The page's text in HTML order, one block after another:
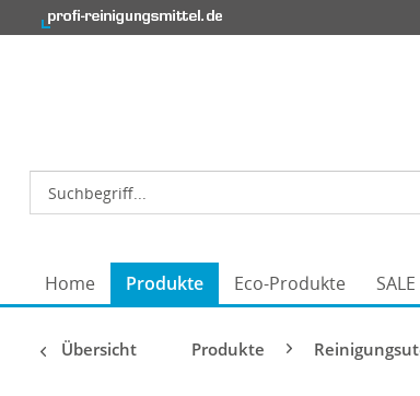
Home Produkte Eco-Produkte
Übersicht Produkte